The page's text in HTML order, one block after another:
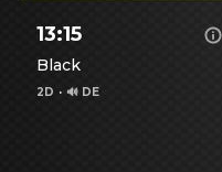
13:15
Black
2D · 🔊 DE